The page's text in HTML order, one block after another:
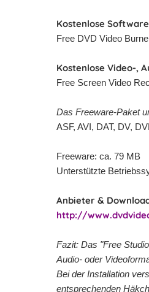
Kostenlose
Free DVD Video
Kostenlose Video-,
Free Screen Video
Das Freeware-Paket
ASF, AVI, DAT, DV,
Freeware: ca. 79 MB
Unterstützte
Anbieter &
http://
Fazit: Das "Free
Audio- oder
Bei der Installation
entsprechenden